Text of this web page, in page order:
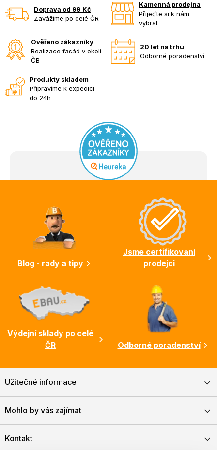
Doprava od 99 Kč
Zavážíme po celé ČR
Kamenná prodejna
Přijeďte si k nám
vybrat
Ověřeno zákazníky
Realizace fasád v okolí
ČB
20 let na trhu
Odborné poradenství
Produkty skladem
Připravíme k expedici
do 24h
Blog - rady a tipy
Jsme certifikovaní
prodejci
Výdejní sklady po celé
ČR
Odborné poradenství
Užitečné informace
Mohlo by vás zajímat
Kontakt